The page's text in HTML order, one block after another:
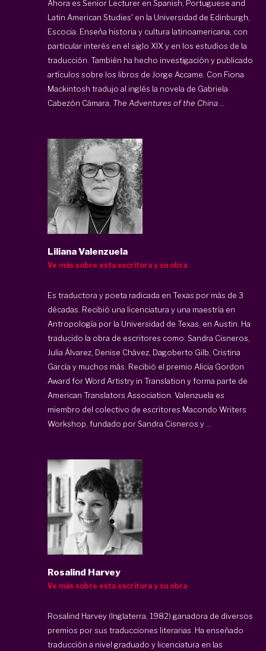
Ahora es Senior Lecturer en Spanish, Portuguese and
Latin American Studies' en la Universidad de Edinburgh,
Escocia. Enseña historia y cultura latinoamericana, con
particular interés en el siglo XIX y en los estudios de la
traducción. También ha hecho investigación y publicado
artículos sobre los libros de Jorge Accame. Con Fiona
Mackintosh tradujo al inglés la novela de Gabriela
Cabezón Cámara, The Adventures of the China ...
Liliana Valenzuela
Ve más sobre esta escritora y su obra
Es traductora y poeta radicada en Texas por más de 3
décadas. Recibió una licenciatura y una maestría en
Antropología por la Universidad de Texas, en Austin. Ha
traducido la obra de escritores como: Sandra Cisneros,
Julia Álvarez, Denise Chávez, Dagoberto Gilb, Cristina
García y muchos más. Recibió el premio Alicia Gordon
Award for Word Artistry in Translation y forma parte de
American Translators Association. Valenzuela es
miembro del colectivo de escritores Macondo Writers
Workshop, fundado por Sandra Cisneros y ...
Rosalind Harvey
Ve más sobre esta escritora y su obra
Rosalind Harvey (Inglaterra, 1982) ganadora de diversos
premios por sus traducciones literarias. Ha enseñado
traducción a nivel graduado y licenciatura en las